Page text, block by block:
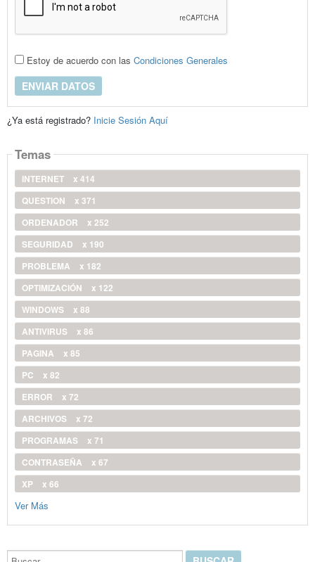
Estoy de acuerdo con las Condiciones Generales
ENVIAR DATOS
¿Ya está registrado? Inicie Sesión Aquí
Temas
INTERNET
x 414
QUESTION
x 371
ORDENADOR
x 252
SEGURIDAD
x 190
PROBLEMA
x 182
OPTIMIZACIÓN
x 122
WINDOWS
x 88
ANTIVIRUS
x 86
PAGINA
x 85
PC
x 82
ERROR
x 72
ARCHIVOS
x 72
PROGRAMAS
x 71
CONTRASEÑA
x 67
XP
x 66
Ver Más
Buscar...